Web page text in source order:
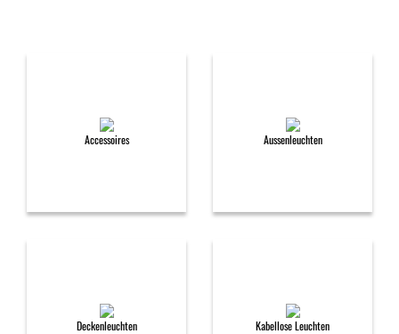
Accessoires Aussenleuchten
Deckenleuchten Kabellose Leuchten